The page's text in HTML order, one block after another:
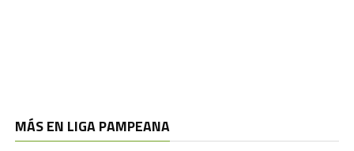
MÁS EN LIGA PAMPEANA